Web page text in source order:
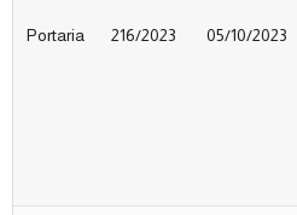
Portaria 216/2023 05/10/2023